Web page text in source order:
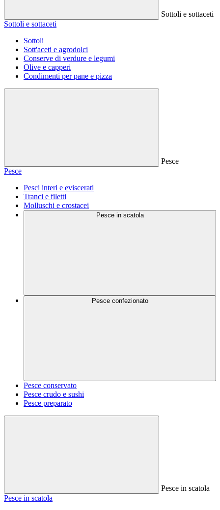
Sottoli e sottaceti
Sottoli e sottaceti
Sottoli
Sott'aceti e agrodolci
Conserve di verdure e legumi
Olive e capperi
Condimenti per pane e pizza
Pesce
Pesce
Pesci interi e eviscerati
Tranci e filetti
Molluschi e crostacei
Pesce in scatola
Pesce confezionato
Pesce conservato
Pesce crudo e sushi
Pesce preparato
Pesce in scatola
Pesce in scatola